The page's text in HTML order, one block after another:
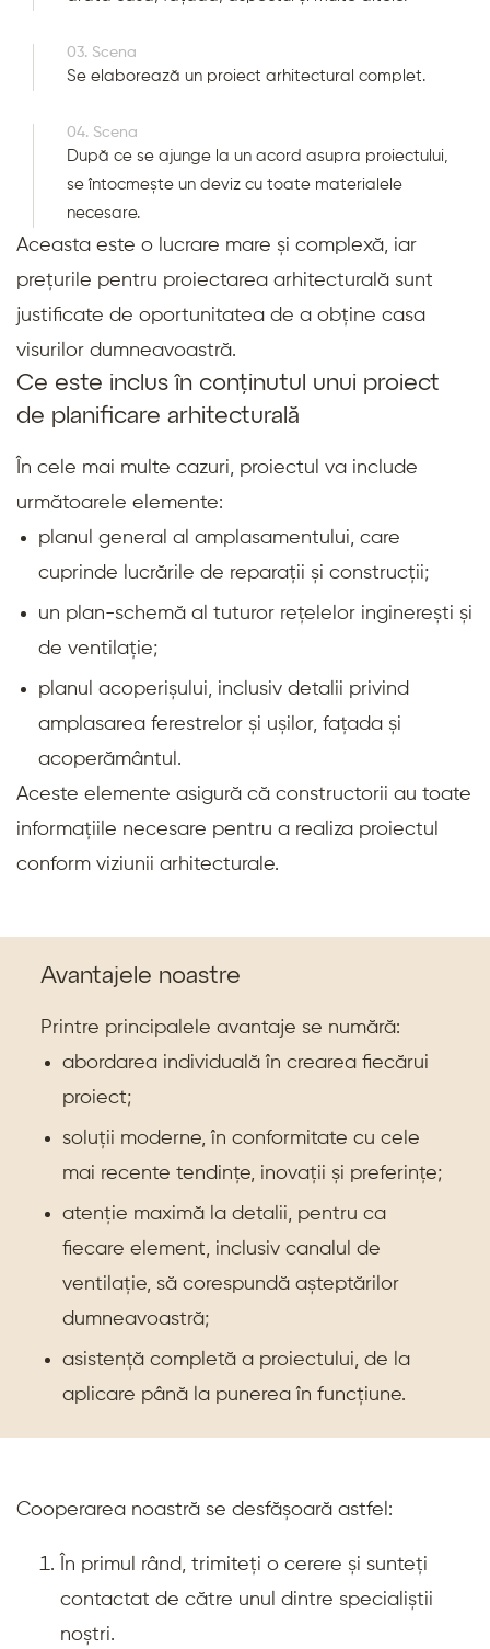
03. Scena
Se elaborează un proiect arhitectural complet.
04. Scena
După ce se ajunge la un acord asupra proiectului,
se întocmește un deviz cu toate materialele
necesare.
Aceasta este o lucrare mare și complexă, iar
prețurile pentru proiectarea arhitecturală sunt
justificate de oportunitatea de a obține casa
visurilor dumneavoastră.
Ce este inclus în conținutul unui proiect
de planificare arhitecturală
În cele mai multe cazuri, proiectul va include
următoarele elemente:
planul general al amplasamentului, care
cuprinde lucrările de reparații și construcții;
un plan-schemă al tuturor rețelelor inginerești și
de ventilație;
planul acoperișului, inclusiv detalii privind
amplasarea ferestrelor și ușilor, fațada și
acoperământul.
Aceste elemente asigură că constructorii au toate
informațiile necesare pentru a realiza proiectul
conform viziunii arhitecturale.
Avantajele noastre
Printre principalele avantaje se numără:
abordarea individuală în crearea fiecărui
proiect;
soluții moderne, în conformitate cu cele
mai recente tendințe, inovații și preferințe;
atenție maximă la detalii, pentru ca
fiecare element, inclusiv canalul de
ventilație, să corespundă așteptărilor
dumneavoastră;
asistență completă a proiectului, de la
aplicare până la punerea în funcțiune.
Cooperarea noastră se desfășoară astfel:
În primul rând, trimiteți o cerere și sunteți
contactat de către unul dintre specialiștii
noștri.